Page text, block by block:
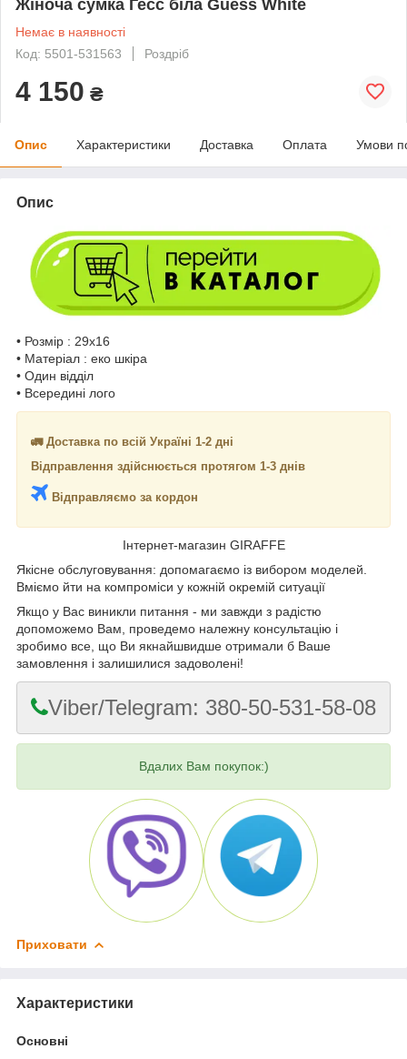
Жіноча сумка Гесс біла Guess White
Немає в наявності
Код: 5501-531563
Роздріб
4 150 ₴
Опис Характеристики Доставка Оплата Умови
Опис
• Розмір : 29x16
• Матеріал : еко шкіра
• Один відділ
• Всередині лого
🚛 Доставка по всій Україні 1-2 дні
Відправлення здійснюється протягом 1-3 днів
Відправляємо за кордон
Інтернет-магазин GIRAFFE
Якісне обслуговування: допомагаємо із вибором моделей.
Вміємо йти на компроміси у кожній окремій ситуації
Якщо у Вас виникли питання - ми завжди з радістю
допоможемо Вам, проведемо належну консультацію і
зробимо все, що Ви якнайшвидше отримали б Ваше
замовлення і залишилися задоволені!
Viber/Telegram: 380-50-531-58-08
Вдалих Вам покупок:)
Приховати
Характеристики
Основні